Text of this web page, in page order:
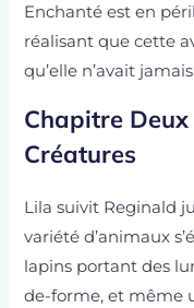
Enchanté est en
réalisant que cette
qu’elle n’avait
Chapitre Deux
Créatures
Lila suivit Reginald
variété d’animaux
lapins portant des
de-forme, et même